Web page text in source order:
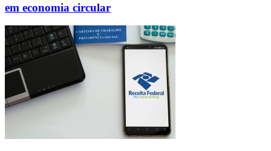
em economia circular